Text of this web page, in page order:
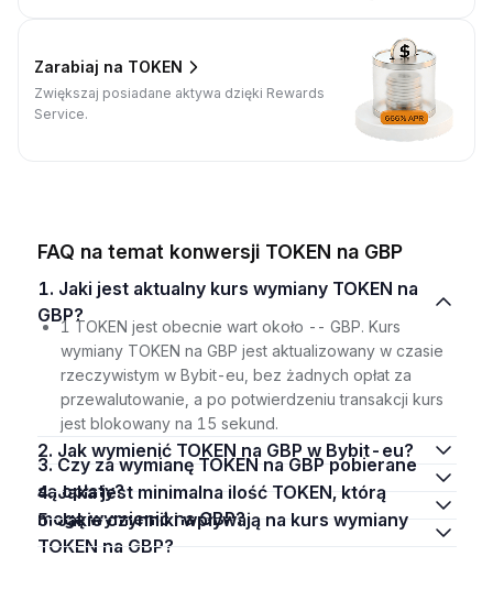
Zarabiaj na TOKEN
Zwiększaj posiadane aktywa dzięki Rewards
Service.
FAQ na temat konwersji TOKEN na GBP
1. Jaki jest aktualny kurs wymiany TOKEN na
GBP?
1 TOKEN jest obecnie wart około -- GBP. Kurs
wymiany TOKEN na GBP jest aktualizowany w czasie
rzeczywistym w Bybit-eu, bez żadnych opłat za
przewalutowanie, a po potwierdzeniu transakcji kurs
jest blokowany na 15 sekund.
2. Jak wymienić TOKEN na GBP w Bybit-eu?
3. Czy za wymianę TOKEN na GBP pobierane
są opłaty?
4. Jaka jest minimalna ilość TOKEN, którą
mogę wymienić na GBP?
5. Jakie czynniki wpływają na kurs wymiany
TOKEN na GBP?